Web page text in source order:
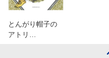
とんがり帽子の
アトリ…